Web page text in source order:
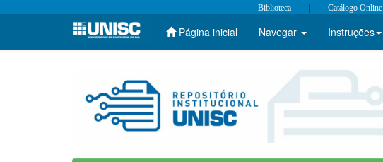
Skip
Biblioteca | Catálogo Online
Página inicial Navegar Instruções